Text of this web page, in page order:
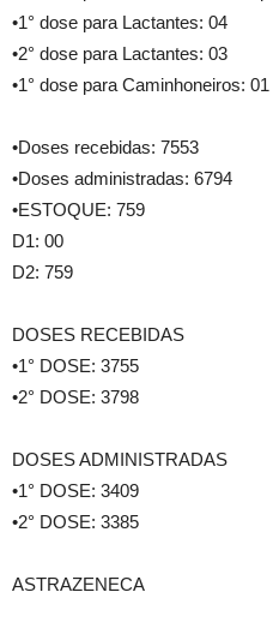
•1° dose para Lactantes: 04
•2° dose para Lactantes: 03
•1° dose para Caminhoneiros: 01
•Doses recebidas: 7553
•Doses administradas: 6794
•ESTOQUE: 759
D1: 00
D2: 759
DOSES RECEBIDAS
•1° DOSE: 3755
•2° DOSE: 3798
DOSES ADMINISTRADAS
•1° DOSE: 3409
•2° DOSE: 3385
ASTRAZENECA